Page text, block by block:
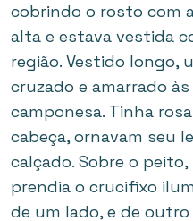
cobrindo o rosto com
alta e estava vestida
região. Vestido longo,
cruzado e amarrado
camponesa. Tinha
cabeça, ornavam seu
calçado. Sobre o
prendia o crucifixo
de um lado, e de